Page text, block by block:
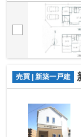
売買 | 新築一戸建